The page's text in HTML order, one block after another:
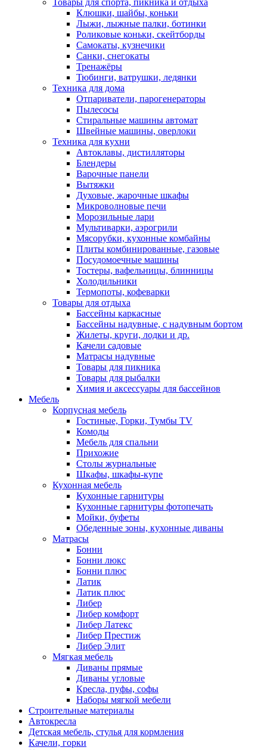
Товары для спорта, пикника и отдыха
Клюшки, шайбы, коньки
Лыжи, лыжные палки, ботинки
Роликовые коньки, скейтборды
Самокаты, кузнечики
Санки, снегокаты
Тренажёры
Тюбинги, ватрушки, ледянки
Техника для дома
Отпариватели, парогенераторы
Пылесосы
Стиральные машины автомат
Швейные машины, оверлоки
Техника для кухни
Автоклавы, дистилляторы
Блендеры
Варочные панели
Вытяжки
Духовые, жарочные шкафы
Микроволновые печи
Морозильные лари
Мультиварки, аэрогрили
Мясорубки, кухонные комбайны
Плиты комбинированные, газовые
Посудомоечные машины
Тостеры, вафельницы, блинницы
Холодильники
Термопоты, кофеварки
Товары для отдыха
Бассейны каркасные
Бассейны надувные, с надувным бортом
Жилеты, круги, лодки и др.
Качели садовые
Матрасы надувные
Товары для пикника
Товары для рыбалки
Химия и аксессуары для бассейнов
Мебель
Корпусная мебель
Гостиные, Горки, Тумбы TV
Комоды
Мебель для спальни
Прихожие
Столы журнальные
Шкафы, шкафы-купе
Кухонная мебель
Кухонные гарнитуры
Кухонные гарнитуры фотопечать
Мойки, буфеты
Обеденные зоны, кухонные диваны
Матрасы
Бонни
Бонни люкс
Бонни плюс
Латик
Латик плюс
Либер
Либер комфорт
Либер Латекс
Либер Престиж
Либер Элит
Мягкая мебель
Диваны прямые
Диваны угловые
Кресла, пуфы, софы
Наборы мягкой мебели
Строительные материалы
Автокресла
Детская мебель, стулья для кормления
Качели, горки